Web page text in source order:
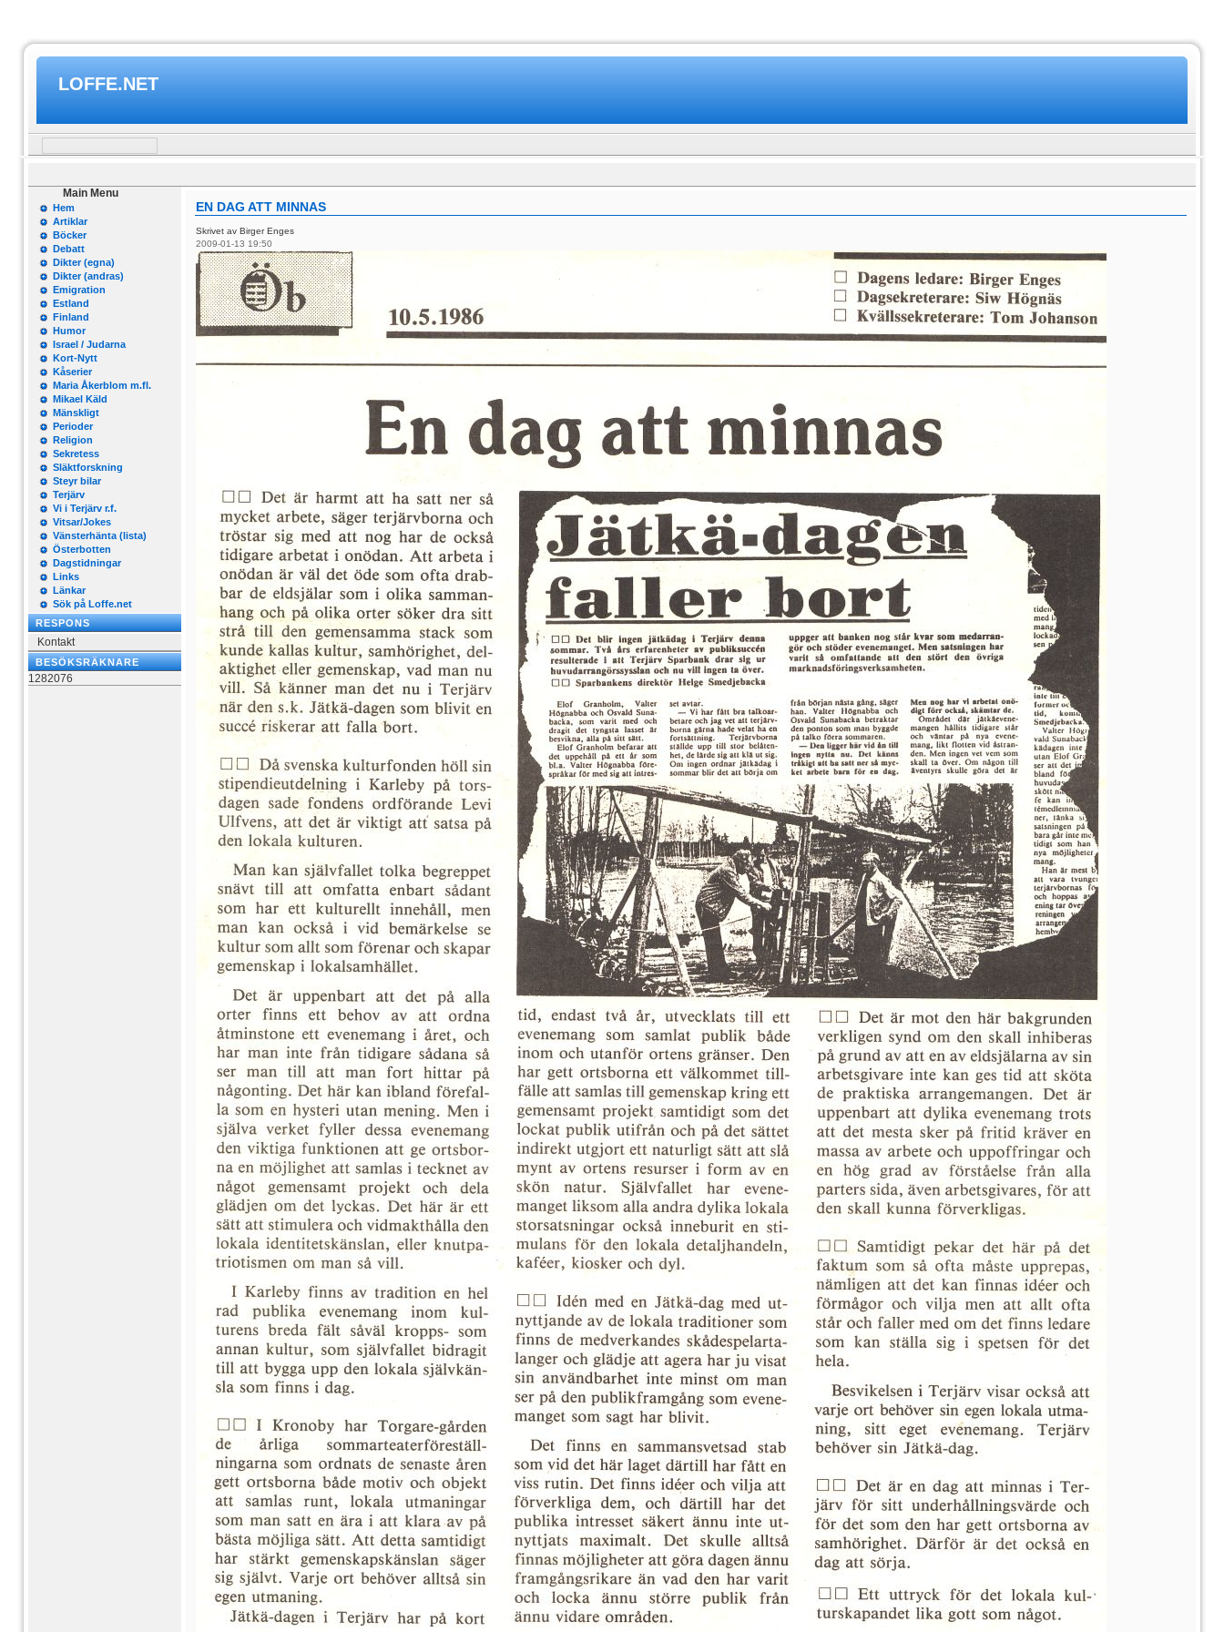
LOFFE.NET
Main Menu
Hem
Artiklar
Böcker
Debatt
Dikter (egna)
Dikter (andras)
Emigration
Estland
Finland
Humor
Israel / Judarna
Kort-Nytt
Kåserier
Maria Åkerblom m.fl.
Mikael Käld
Mänskligt
Perioder
Religion
Sekretess
Släktforskning
Steyr bilar
Terjärv
Vi i Terjärv r.f.
Vitsar/Jokes
Vänsterhänta (lista)
Österbotten
Dagstidningar
Links
Länkar
Sök på Loffe.net
RESPONS
Kontakt
BESÖKSRÄKNARE
1282076
EN DAG ATT MINNAS
Skrivet av Birger Enges
2009-01-13 19:50